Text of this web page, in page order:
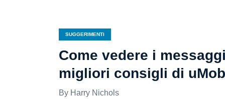
SUGGERIMENTI
Come vedere i
migliori consigli di
Harry Nichols